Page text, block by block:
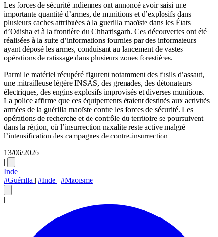
Les forces de sécurité indiennes ont annoncé avoir saisi une
importante quantité d’armes, de munitions et d’explosifs dans
plusieurs caches attribuées à la guérilla maoïste dans les États
d’Odisha et à la frontière du Chhattisgarh. Ces découvertes ont été
réalisées à la suite d’informations fournies par des informateurs
ayant déposé les armes, conduisant au lancement de vastes
opérations de ratissage dans plusieurs zones forestières.
Parmi le matériel récupéré figurent notamment des fusils d’assaut,
une mitrailleuse légère INSAS, des grenades, des détonateurs
électriques, des engins explosifs improvisés et diverses munitions.
La police affirme que ces équipements étaient destinés aux activités
armées de la guérilla maoïste contre les forces de sécurité. Les
opérations de recherche et de contrôle du territoire se poursuivent
dans la région, où l’insurrection naxalite reste active malgré
l’intensification des campagnes de contre-insurrection.
13/06/2026
|
Inde |
#Guérilla | #Inde | #Maoïsme
|